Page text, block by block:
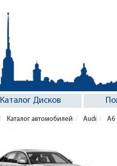
Каталог Дисков
Каталог автомобилей Audi A6